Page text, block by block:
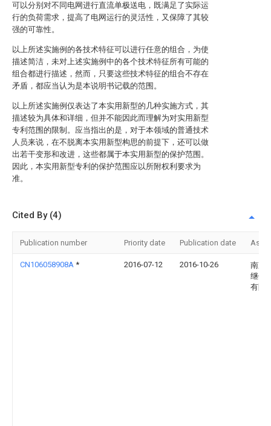
可以分别对不同电网进行直流单极送电，既满足了实际运
行的负荷需求，提高了电网运行的灵活性，又保障了其较
强的可靠性。
以上所述实施例的各技术特征可以进行任意的组合，为使
描述简洁，未对上述实施例中的各个技术特征所有可能的
组合都进行描述，然而，只要这些技术特征的组合不存在
矛盾，都应当认为是本说明书记载的范围。
以上所述实施例仅表达了本实用新型的几种实施方式，其
描述较为具体和详细，但并不能因此而理解为对实用新型
专利范围的限制。应当指出的是，对于本领域的普通技术
人员来说，在不脱离本实用新型构思的前提下，还可以做
出若干变形和改进，这些都属于本实用新型的保护范围。
因此，本实用新型专利的保护范围应以所附权利要求为
准。
Cited By (4)
Publication number Priority date Publication date
CN106058908A * 2016-07-12 2016-10-26
南京
继保
有限